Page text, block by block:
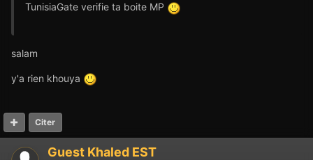
TunisiaGate verifie ta boite MP
salam
y'a rien khouya
Citer
Guest Khaled EST